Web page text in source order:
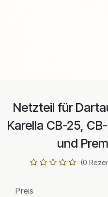
Netzteil für
Karella CB-25,
und
(0
Preis